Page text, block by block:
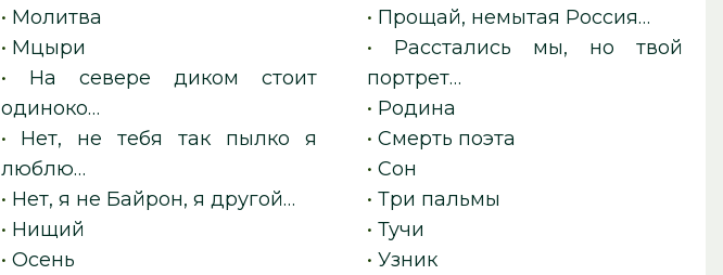
• Молитва
• Мцыри
• На севере диком стоит
одиноко…
• Нет, не тебя так пылко я
люблю…
• Нет, я не Байрон, я другой…
• Нищий
• Осень
• Прощай, немытая Россия…
• Расстались мы, но твой
портрет…
• Родина
• Смерть поэта
• Сон
• Три пальмы
• Тучи
• Узник